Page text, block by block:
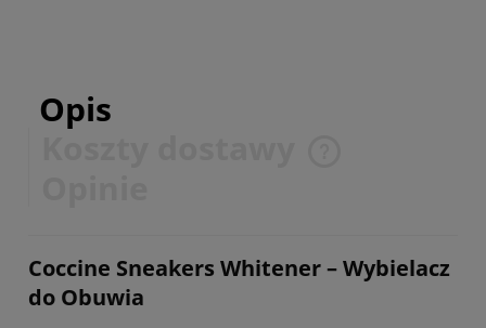
Opis
Coccine Sneakers Whitener – Wybielacz
do Obuwia